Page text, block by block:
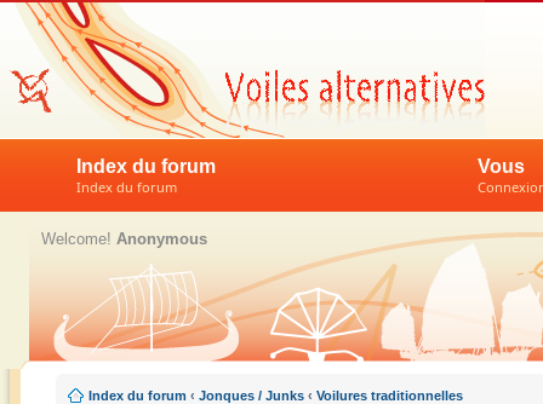
Index du forum
Index du forum
Vous
Welcome! Anonymous
Index du forum ‹ Jonques / Junks ‹ Voilures traditionnelles